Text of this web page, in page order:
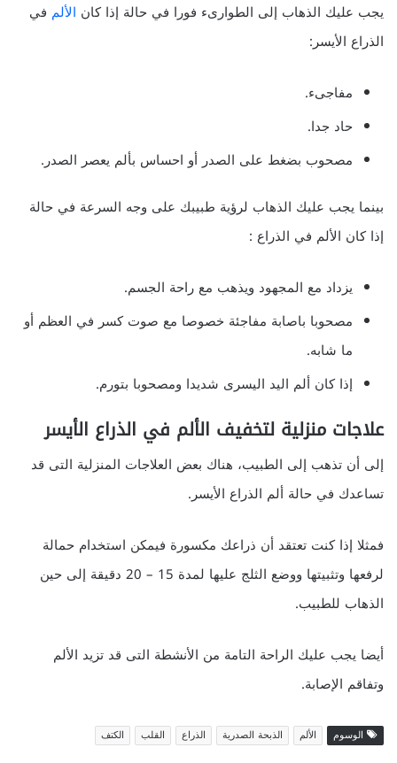
يجب عليك الذهاب إلى الطوارىء فورا في حالة إذا كان الألم في
الذراع الأيسر:
مفاجىء.
حاد جدا.
مصحوب بضغط على الصدر أو احساس بألم يعصر الصدر.
بينما يجب عليك الذهاب لرؤية طبيبك على وجه السرعة في حالة
إذا كان الألم في الذراع :
يزداد مع المجهود ويذهب مع راحة الجسم.
مصحوبا باصابة مفاجئة خصوصا مع صوت كسر في العظم أو
ما شابه.
إذا كان ألم اليد اليسرى شديدا ومصحوبا بتورم.
علاجات منزلية لتخفيف الألم في الذراع الأيسر
إلى أن تذهب إلى الطبيب، هناك بعض العلاجات المنزلية التى قد
تساعدك في حالة ألم الذراع الأيسر.
فمثلا إذا كنت تعتقد أن ذراعك مكسورة فيمكن استخدام حمالة
لرفعها وتثبيتها ووضع الثلج عليها لمدة 15 – 20 دقيقة إلى حين
الذهاب للطبيب.
أيضا يجب عليك الراحة التامة من الأنشطة التى قد تزيد الألم
وتفاقم الإصابة.
الوسوم الألم الذبحة الصدرية الذراع القلب الكتف